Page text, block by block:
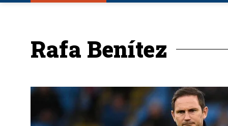
VENEZUELA Juicio contra Maduro Terremoto en
Rafa Benítez